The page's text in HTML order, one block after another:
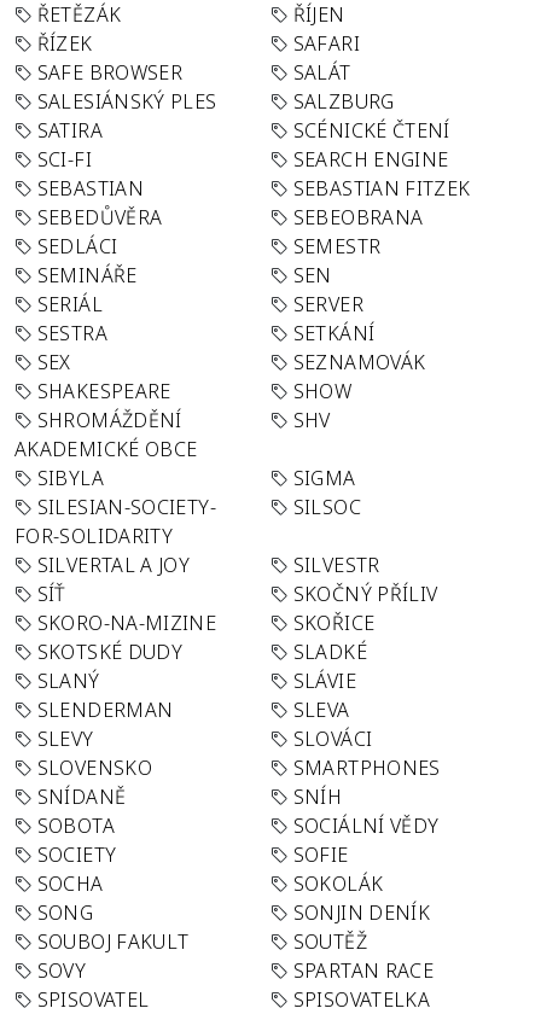
ŘETĚZÁK
ŘÍJEN
ŘÍZEK
SAFARI
SAFE BROWSER
SALÁT
SALESIÁNSKÝ PLES
SALZBURG
SATIRA
SCÉNICKÉ ČTENÍ
SCI-FI
SEARCH ENGINE
SEBASTIAN
SEBASTIAN FITZEK
SEBEDŮVĚRA
SEBEOBRANA
SEDLÁCI
SEMESTR
SEMINÁŘE
SEN
SERIÁL
SERVER
SESTRA
SETKÁNÍ
SEX
SEZNAMOVÁK
SHAKESPEARE
SHOW
SHROMÁŽDĚNÍ
AKADEMICKÉ OBCE
SHV
SIBYLA
SIGMA
SILESIAN-SOCIETY-
FOR-SOLIDARITY
SILSOC
SILVERTAL A JOY
SILVESTR
SÍŤ
SKOČNÝ PŘÍLIV
SKORO-NA-MIZINE
SKOŘICE
SKOTSKÉ DUDY
SLADKÉ
SLANÝ
SLÁVIE
SLENDERMAN
SLEVA
SLEVY
SLOVÁCI
SLOVENSKO
SMARTPHONES
SNÍDANĚ
SNÍH
SOBOTA
SOCIÁLNÍ VĚDY
SOCIETY
SOFIE
SOCHA
SOKOLÁK
SONG
SONJIN DENÍK
SOUBOJ FAKULT
SOUTĚŽ
SOVY
SPARTAN RACE
SPISOVATEL
SPISOVATELKA